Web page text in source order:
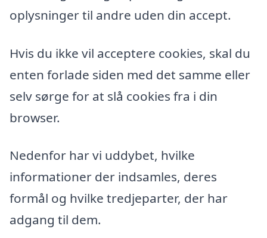
oplysninger til andre uden din accept.
Hvis du ikke vil acceptere cookies, skal du
enten forlade siden med det samme eller
selv sørge for at slå cookies fra i din
browser.
Nedenfor har vi uddybet, hvilke
informationer der indsamles, deres
formål og hvilke tredjeparter, der har
adgang til dem.